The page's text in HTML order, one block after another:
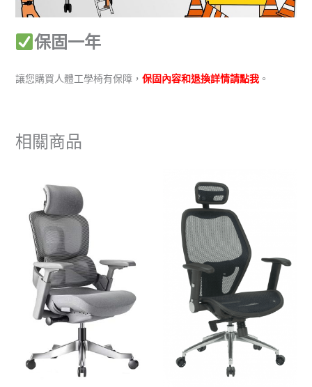
保固一年
讓您購買人體工學椅有保障， 保固內容和退換詳情請點我。
相關商品